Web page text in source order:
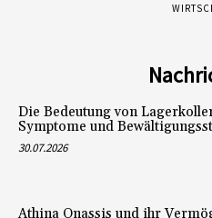
Die Bedeutung von
Symptome und
30.07.2026
Athina Onassis und ihr